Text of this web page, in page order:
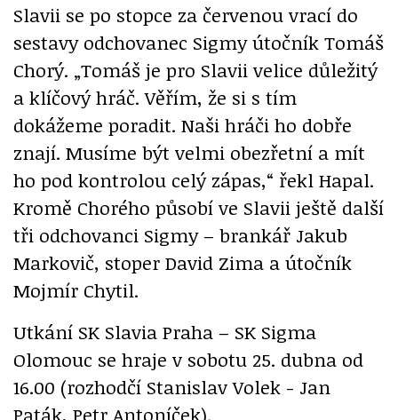
Slavii se po stopce za červenou vrací do
sestavy odchovanec Sigmy útočník Tomáš
Chorý. „Tomáš je pro Slavii velice důležitý
a klíčový hráč. Věřím, že si s tím
dokážeme poradit. Naši hráči ho dobře
znají. Musíme být velmi obezřetní a mít
ho pod kontrolou celý zápas,“ řekl Hapal.
Kromě Chorého působí ve Slavii ještě další
tři odchovanci Sigmy – brankář Jakub
Markovič, stoper David Zima a útočník
Mojmír Chytil.
Utkání SK Slavia Praha – SK Sigma
Olomouc se hraje v sobotu 25. dubna od
16.00 (rozhodčí Stanislav Volek - Jan
Paták, Petr Antoníček).